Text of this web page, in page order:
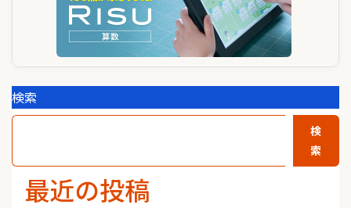
検索
検
索
最近の投稿